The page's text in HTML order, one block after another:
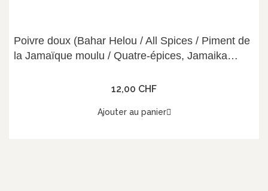
Poivre doux (Bahar Helou / All Spices / Piment de
la Jamaïque moulu / Quatre-épices, Jamaika
12,00 CHF
Ajouter au panier